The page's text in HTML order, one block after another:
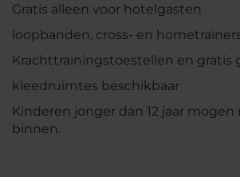
Gratis alleen voor hotelgasten
loopbanden, cross- en
Krachttrainingstoestellen en gratis
kleedruimtes beschikbaar
Kinderen jonger dan 12 jaar mogen
binnen.